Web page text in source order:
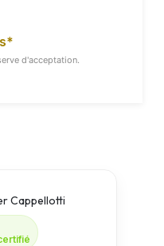
d'acceptation.
Cappellotti